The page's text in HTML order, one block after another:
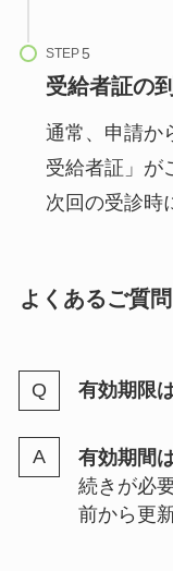
STEP
受給者証の
通常、申請か
受給者証」が
次回の受診時
よくあるご質
有効期限
有効期間
続きが必
前から更